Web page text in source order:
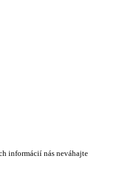
informácií nás neváhajte